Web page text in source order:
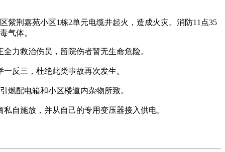
紫荆嘉苑小区1栋2单元电缆井起火，造成火灾。消防11点35
气体。
力救治伤员，留院伤者暂无生命危险。
反三，杜绝此类事故再次发生。
燃配电箱和小区楼道内杂物所致。
自施放，并从自己的专用变压器接入供电。